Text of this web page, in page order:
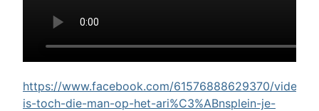
https://www.facebook.com/61576888629370/videos/
is-toch-die-man-op-het-ari%C3%ABnsplein-je-